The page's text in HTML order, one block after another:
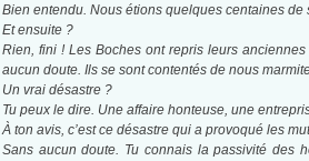
Bien entendu. Nous étions quelques centaines
Et ensuite ?
Rien, fini ! Les Boches ont repris leurs
aucun doute. Ils se sont contentés de nous
Un vrai désastre ?
Tu peux le dire. Une affaire honteuse, une
À ton avis, c’est ce désastre qui a provoqué les
Sans aucun doute. Tu connais la passivité des